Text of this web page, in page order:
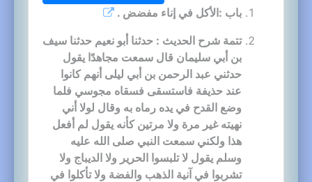
باب :الأكل في إناء مفضض .
تتمة شرح الحديث : حدثنا أبو نعيم حدثنا سيف
بن أبي سليمان قال سمعت مجاهدًا يقول
حدثني عبد الرحمن بن أبي ليلى أنهم كانوا
عند حذيفة فاستسقى فسقاه مجوسي فلما
وضع القدح في يده رماه به وقال لولا أني
نهيته غير مرة ولا مرتين كأنه يقول لم أفعل
هذا ولكني سمعت النبي صلى الله عليه
وسلم يقول لا تلبسوا الحرير ولا الديباج ولا
تشربوا في آنية الذهب والفضة ولا تأكلوا في